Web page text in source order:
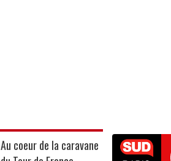
Au coeur de la caravane